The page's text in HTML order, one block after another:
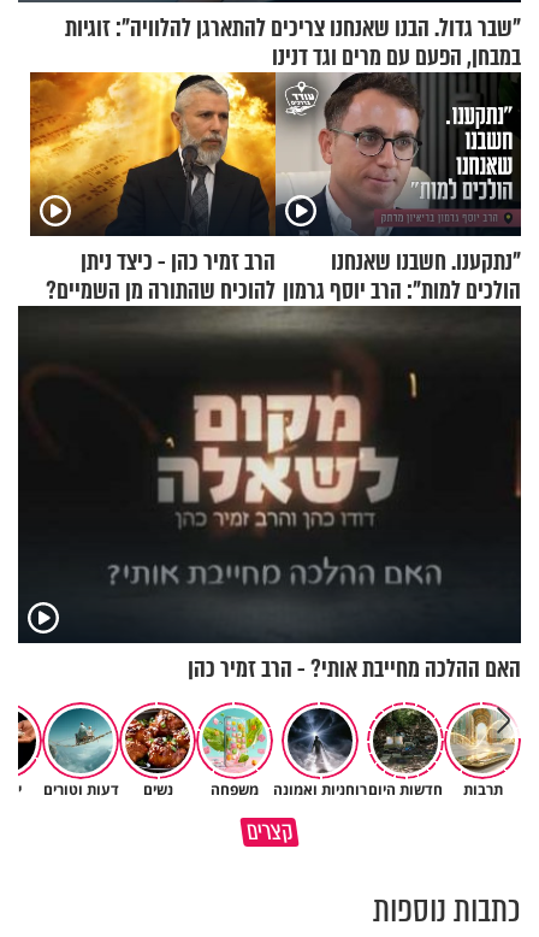
"שבר גדול. הבנו שאנחנו צריכים להתארגן להלוויה": זוגיות
במבחן, הפעם עם מרים וגד דנינו
"נתקענו. חשבנו שאנחנו
הולכים למות": הרב יוסף גרמון
הרב זמיר כהן - כיצד ניתן
להוכיח שהתורה מן השמיים?
האם ההלכה מחייבת אותי? - הרב זמיר כהן
תרבות חדשות היוםרוחניות ואמונה משפחה נשים דעות וטורים
קצרים
כתבות נוספות